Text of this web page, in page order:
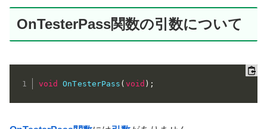
OnTesterPass関数の引数について
void OnTesterPass ( void ) ;